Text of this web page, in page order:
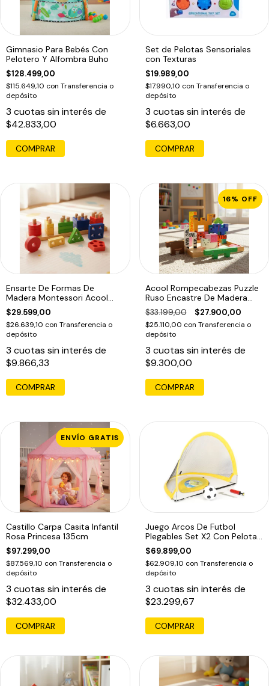
Gimnasio Para Bebés Con
Pelotero Y Alfombra Buho
$128.499,00
$115.649,10 con Transferencia o
depósito
3 cuotas sin interés de
$42.833,00
Set de Pelotas Sensoriales
con Texturas
$19.989,00
$17.990,10 con Transferencia o
depósito
3 cuotas sin interés de
$6.663,00
Ensarte De Formas De
Madera Montessori Acool
Ac7318
$29.599,00
$26.639,10 con Transferencia o
depósito
3 cuotas sin interés de
$9.866,33
16% OFF
Acool Rompecabezas Puzzle
Ruso Encastre De Madera
Ac6616
$33.199,00 $27.900,00
$25.110,00 con Transferencia o
depósito
3 cuotas sin interés de
$9.300,00
COMPRAR
ENVÍO GRATIS
Castillo Carpa Casita Infantil
Rosa Princesa 135cm
$97.299,00
$87.569,10 con Transferencia o
depósito
3 cuotas sin interés de
$32.433,00
COMPRAR
Juego Arcos De Futbol
Plegables Set X2 Con Pelota
120x86cm
$69.899,00
$62.909,10 con Transferencia o
depósito
3 cuotas sin interés de
$23.299,67
COMPRAR